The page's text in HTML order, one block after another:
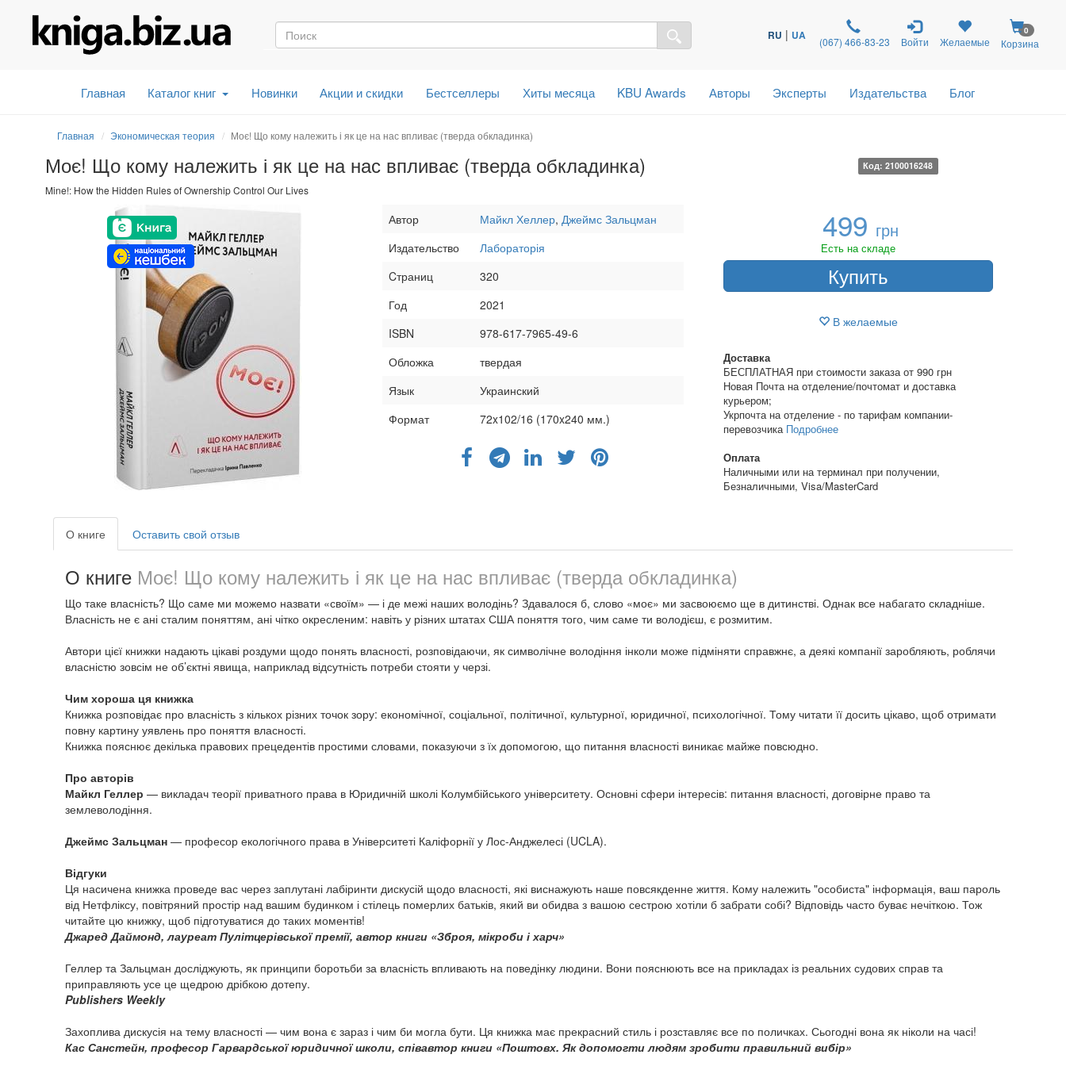
RU | UA (067) 466-83-23 Войти Желаемые
0
Корзина
Главная Каталог книг Новинки Акции и скидки Бестселлеры Хиты месяца KBU Awards Авторы Эксперты Издательства Блог
Главная Экономическая теория Моє! Що кому належить і як це на нас впливає (тверда обкладинка)
Моє! Що кому належить і як це на нас впливає (тверда обкладинка)
Mine!: How the Hidden Rules of Ownership Control Our Lives
Код: 2100016248
499 грн
Есть на складе
Купить
В желаемые
Доставка
БЕСПЛАТНАЯ при стоимости заказа от 990 грн
Новая Почта на отделение/почтомат и доставка
курьером;
Укрпочта на отделение - по тарифам компании-
перевозчика Подробнее
Оплата
Наличными или на терминал при получении,
Безналичными, Visa/MasterCard
Автор Майкл Хеллер, Джеймс Зальцман
Издательство
Лабораторія
Cтраниц
320
Год
2021
ISBN
978-617-7965-49-6
Обложка
твердая
Язык
Украинский
Формат
72x102/16 (170x240 мм.)
О книге Оставить свой отзыв
О книге Моє! Що кому належить і як це на нас впливає (тверда обкладинка)
Що таке власність? Що саме ми можемо назвати «своїм» — і де межі наших володінь? Здавалося б, слово «моє» ми засвоюємо ще в дитинстві. Однак все набагато складніше.
Власність не є ані сталим поняттям, ані чітко окресленим: навіть у різних штатах США поняття того, чим саме ти володієш, є розмитим.
Автори цієї книжки надають цікаві роздуми щодо понять власності, розповідаючи, як символічне володіння інколи може підміняти справжнє, а деякі компанії заробляють, роблячи
власністю зовсім не об’єктні явища, наприклад відсутність потреби стояти у черзі.
Чим хороша ця книжка
Книжка розповідає про власність з кількох різних точок зору: економічної, соціальної, політичної, культурної, юридичної, психологічної. Тому читати її досить цікаво, щоб отримати
повну картину уявлень про поняття власності.
Книжка пояснює декілька правових прецедентів простими словами, показуючи з їх допомогою, що питання власності виникає майже повсюдно.
Про авторів
Майкл Геллер — викладач теорії приватного права в Юридичній школі Колумбійського університету. Основні сфери інтересів: питання власності, договірне право та
землеволодіння.
Джеймс Зальцман — професор екологічного права в Університеті Каліфорнії у Лос-Анджелесі (UCLA).
Відгуки
Ця насичена книжка проведе вас через заплутані лабіринти дискусій щодо власності, які виснажують наше повсякденне життя. Кому належить "особиста" інформація, ваш пароль
від Нетфліксу, повітряний простір над вашим будинком і стілець померлих батьків, який ви обидва з вашою сестрою хотіли б забрати собі? Відповідь часто буває нечіткою. Тож
читайте цю книжку, щоб підготуватися до таких моментів!
Джаред Даймонд, лауреат Пулітцерівської премії, автор книги «Зброя, мікроби і харч»
Геллер та Зальцман досліджують, як принципи боротьби за власність впливають на поведінку людини. Вони пояснюють все на прикладах із реальних судових справ та
приправляють усе це щедрою дрібкою дотепу.
Publishers Weekly
Захоплива дискусія на тему власності — чим вона є зараз і чим би могла бути. Ця книжка має прекрасний стиль і розставляє все по поличках. Сьогодні вона як ніколи на часі!
Кас Санстейн, професор Гарвардської юридичної школи, співавтор книги «Поштовх. Як допомогти людям зробити правильний вибір»